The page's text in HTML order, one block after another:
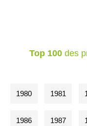
Top 100des
1980 1981
1986 1987